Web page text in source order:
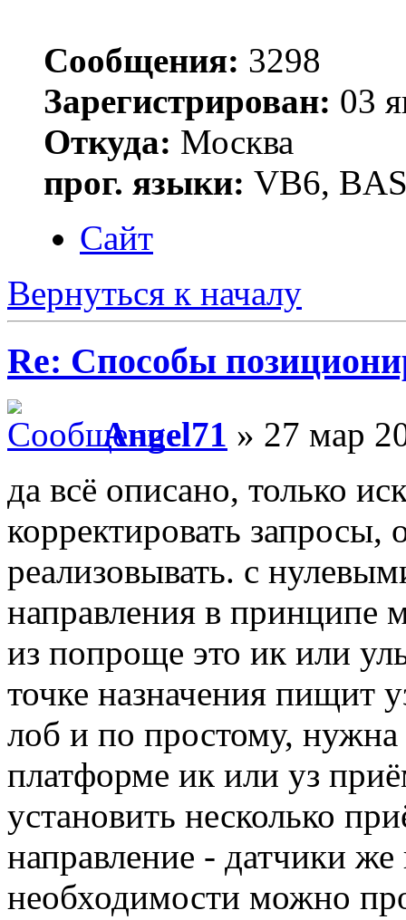
Сообщения: 3298
Зарегистрирован: 03
Откуда: Москва
прог. языки: VB6,
Сайт
Вернуться к началу
Re: Способы
Angel71 » 27 мар
да всё описано, только
корректировать запросы,
реализовывать. с
направления в принципе
из попроще это ик или
точке назначения пищит
лоб и по простому,
платформе ик или уз
установить несколько
направление - датчики
необходимости можно